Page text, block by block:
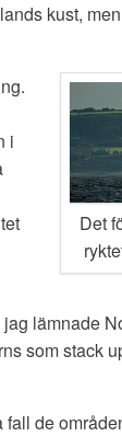
kust,
Det
i
lämnade
som stack
de